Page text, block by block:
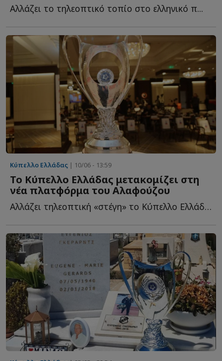
Αλλάζει το τηλεοπτικό τοπίο στο ελληνικό π...
Κύπελλο Ελλάδας | 10/06 - 13:59
Το Κύπελλο Ελλάδας μετακομίζει στη
νέα πλατφόρμα του Αλαφούζου
Αλλάζει τηλεοπτική «στέγη» το Κύπελλο Ελλάδας, καθώς α...